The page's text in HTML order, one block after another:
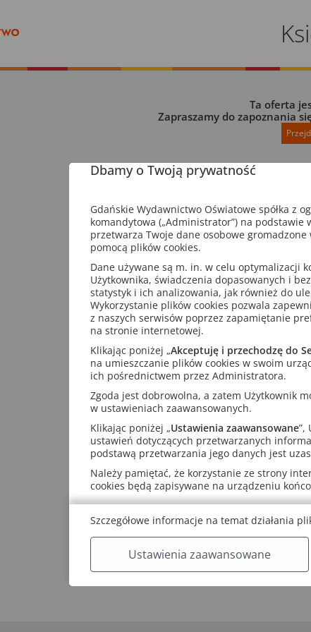
Ta oferta
Zapraszamy do zapoznania
Dbamy o Twoją prywatność
Gdańskie Wydawnictwo Oświatowe spółka z
komandytowa („Administrator”) na
przetwarza Twoje dane osobowe
pomocą plików cookies.
Dane używane są m. in. w celu optymalizacji
Użytkownika, świadczenia dopasowanych i
statystyk i ich analizowania, jak również do
Wykorzystanie plików cookies pozwala
z naszych serwisów poprzez zapamiętanie
na stronie internetowej.
Klikając poniżej „Akceptuję i przechodzę do
na umieszczanie plików cookies w swoim
ich pośrednictwem przez Administratora.
Zgoda jest dobrowolna, a zatem Użytkownik
w ustawieniach zaawansowanych.
Klikając poniżej „Ustawienia zaawansowane”,
ustawień dotyczących przetwarzanych
podstawą przetwarzania jego danych jest
Należy pamiętać, że korzystanie ze strony
cookies będą zapisywane na urządzeniu
Szczegółowe informacje na temat działania
Ustawienia zaawansowane